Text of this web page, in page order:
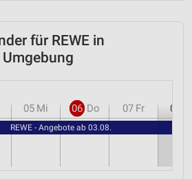
für REWE in
05 Mi 06 Do 07 Fr 08
REWE - Angebote ab 03.08.